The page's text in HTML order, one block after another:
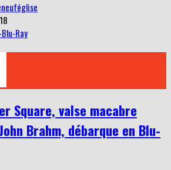
Ray
Square, valse macabre
Brahm, débarque en Blu-